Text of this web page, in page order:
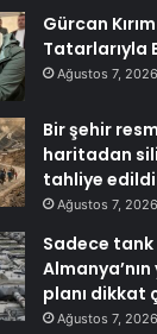
Gürcan Kırım
Tatarlarıyla
Ağustos 7, 2026
Bir şehir
haritadan
tahliye edildi
Ağustos 7, 2026
Sadece tank
planı dikkat
Ağustos 7, 2026